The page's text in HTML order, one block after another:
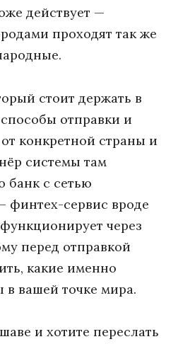
действует —
проходят так же
стоит держать в
отправки и
конкретной страны и
системы там
банк с сетью
финтех-сервис вроде
через
перед отправкой
какие именно
в вашей точке мира.
и хотите переслать